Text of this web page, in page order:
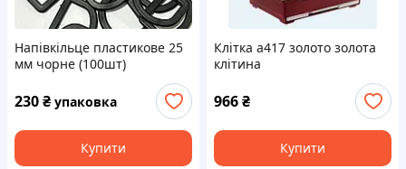
Напівкільце пластикове 25
мм чорне (100шт)
230₴ упаковка
Купити
Клітка а417 золото золота
клітина
966₴
Купити